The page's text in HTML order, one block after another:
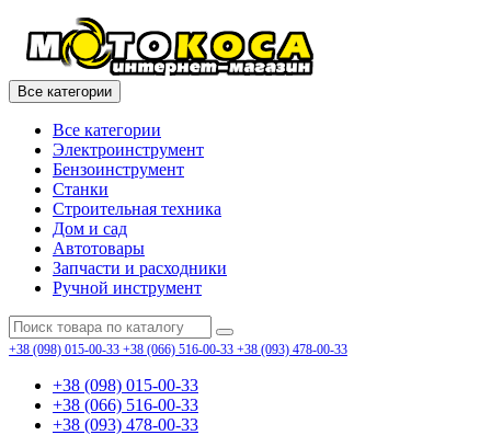
Все категории
Все категории
Электроинструмент
Бензоинструмент
Станки
Строительная техника
Дом и сад
Автотовары
Запчасти и расходники
Ручной инструмент
+38 (098) 015-00-33 +38 (066) 516-00-33 +38 (093) 478-00-33
+38 (098) 015-00-33
+38 (066) 516-00-33
+38 (093) 478-00-33